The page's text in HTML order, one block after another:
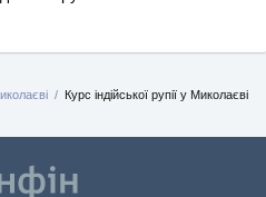
Курс індійської рупії у Миколаєві